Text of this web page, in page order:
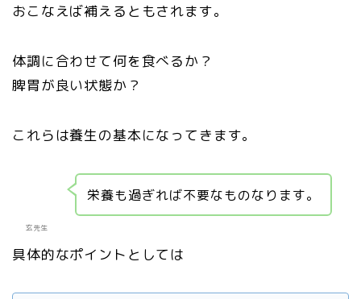
おこなえば補えるともされます。
体調に合わせて何を食べるか？
脾胃が良い状態か？
これらは養生の基本になってきます。
玄先生
栄養も過ぎれば不要なものなります。
具体的なポイントとしては